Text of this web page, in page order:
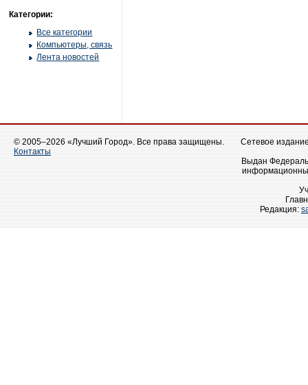
Категории:
Все категории
Компьютеры, связь
Лента новостей
© 2005–2026 «Лучший Город». Все права защищены.
Контакты
Сетевое
Выдан
Редакция: